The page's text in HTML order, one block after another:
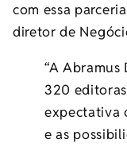
com essa
diretor de
“A Abramus
320
expectativa
e as